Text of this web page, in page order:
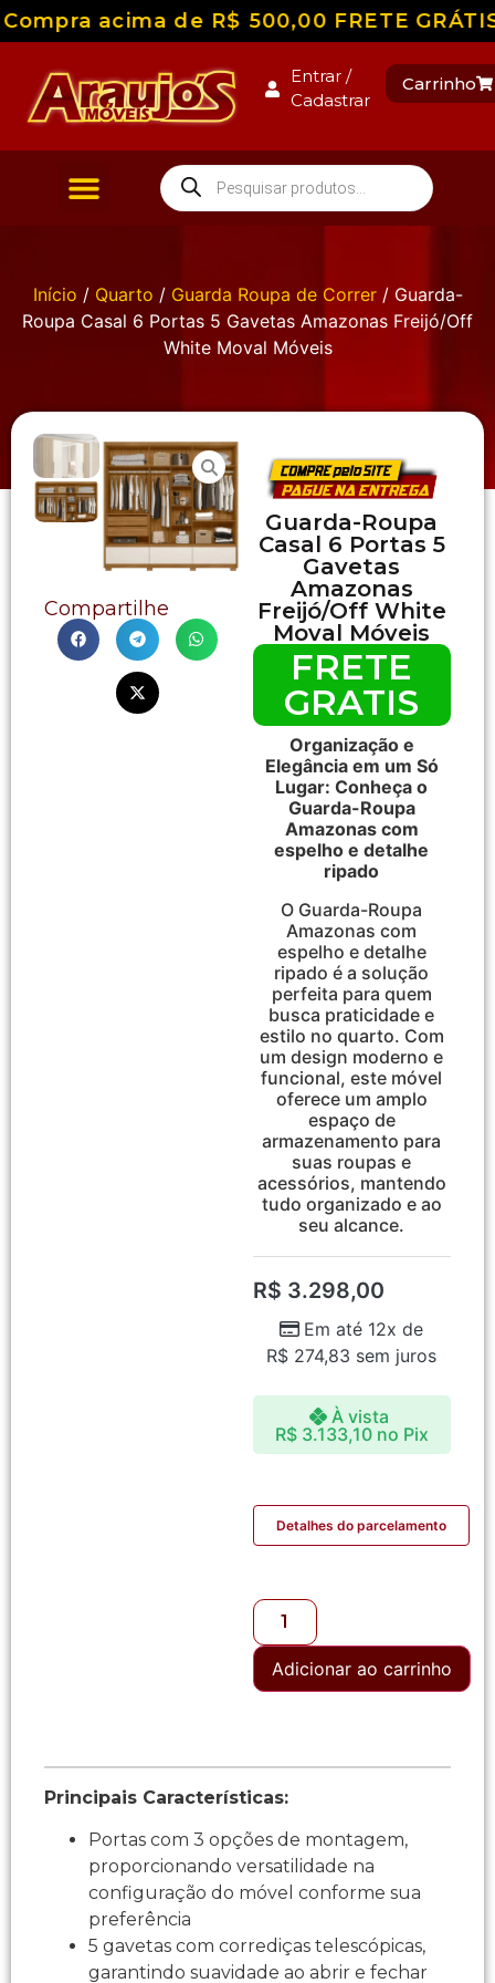
acima de R$ 500,00 FRETE
Entrar /
Cadastrar
Carrinho
Início / Quarto / Guarda Roupa de Correr/ Guarda-
Roupa Casal 6 Portas 5 Gavetas Amazonas Freijó/Off
White Moval Móveis
Compartilhe
Guarda-Roupa
Casal 6 Portas 5
Gavetas
Amazonas
Freijó/Off White
Moval Móveis
FRETE
GRATIS
Organização e
Elegância em um Só
Lugar: Conheça o
Guarda-Roupa
Amazonas com
espelho e detalhe
ripado
O Guarda-Roupa
Amazonas com
espelho e detalhe
ripado é a solução
perfeita para quem
busca praticidade e
estilo no quarto. Com
um design moderno e
funcional, este móvel
oferece um amplo
espaço de
armazenamento para
suas roupas e
acessórios, mantendo
tudo organizado e ao
seu alcance.
R$ 3.298,00
Em até 12x de
R$ 274,83 sem juros
À vista
R$3.133,10 no Pix
Detalhes do parcelamento
Adicionar ao carrinho
Principais Características:
Portas com 3 opções de montagem,
proporcionando versatilidade na
configuração do móvel conforme sua
preferência
5 gavetas com corrediças telescópicas,
garantindo suavidade ao abrir e fechar